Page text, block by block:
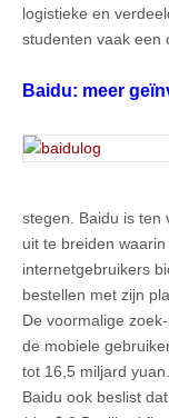
logistieke en
studenten vaak een
Baidu: meer
stegen. Baidu is ten
uit te breiden
internetgebruikers
bestellen met zijn
De voormalige
de mobiele
tot 16,5 miljard
Baidu ook beslist